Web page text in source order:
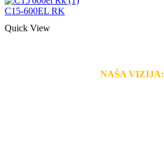
C15-600EL RK
Quick View
NAŠA VIZIJA: